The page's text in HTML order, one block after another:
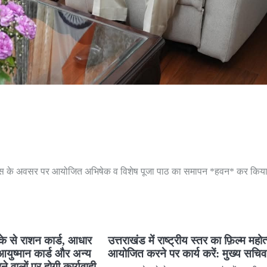
के अवसर पर आयोजित अभिषेक व विशेष पूजा पाठ का समापन *हवन* कर
से राशन कार्ड, आधार
कार्ड और अन्य
उत्तराखंड में राष्ट्रीय स्तर का फ़िल्म
आयोजित करने पर कार्य करें: मुख्य सचिव